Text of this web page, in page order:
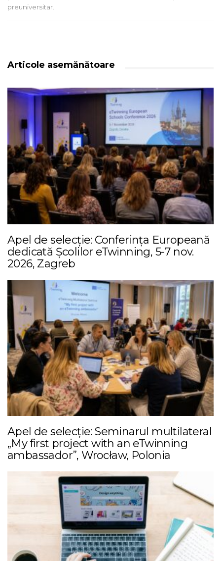
preuniversitar.
Articole asemănătoare
Apel de selecție: Conferința Europeană
dedicată Școlilor eTwinning, 5-7 nov.
2026, Zagreb
Apel de selecție: Seminarul multilateral
„My first project with an eTwinning
ambassador”, Wrocław, Polonia